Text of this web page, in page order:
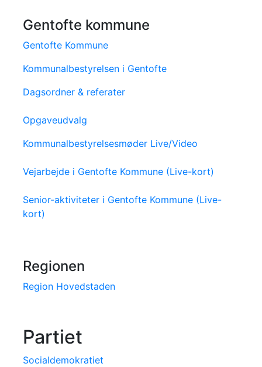
Gentofte kommune
Gentofte Kommune
Kommunalbestyrelsen i Gentofte
Dagsordner & referater
Opgaveudvalg
Kommunalbestyrelsesmøder Live/Video
Vejarbejde i Gentofte Kommune (Live-kort)
Senior-aktiviteter i Gentofte Kommune (Live-
kort)
Regionen
Region Hovedstaden
Partiet
Socialdemokratiet